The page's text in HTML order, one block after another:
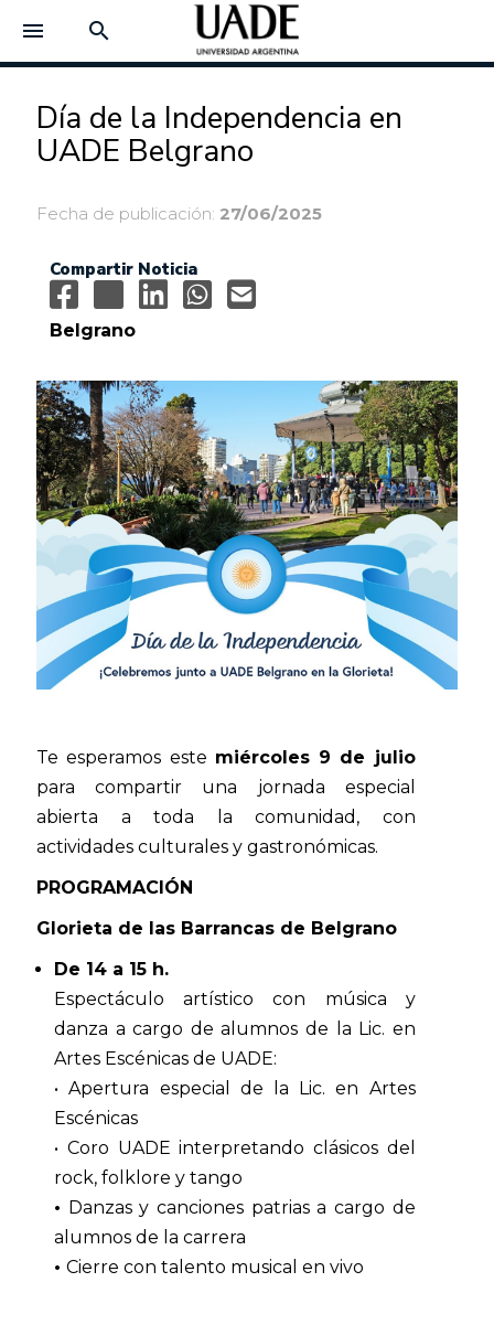
menu search
Día de la Independencia en
UADE Belgrano
Fecha de publicación: 27/06/2025
Compartir Noticia
Belgrano
Te esperamos este miércoles 9 de julio
para compartir una jornada especial
abierta a toda la comunidad, con
actividades culturales y gastronómicas.
PROGRAMACIÓN
Glorieta de las Barrancas de Belgrano
De 14 a 15 h.
Espectáculo artístico con música y
danza a cargo de alumnos de la Lic. en
Artes Escénicas de UADE:
• Apertura especial de la Lic. en Artes
Escénicas
• Coro UADE interpretando clásicos del
rock, folklore y tango
• Danzas y canciones patrias a cargo de
alumnos de la carrera
•Cierre con talento musical en vivo